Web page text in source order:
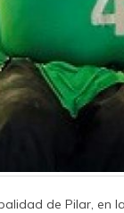
de Pilar, en